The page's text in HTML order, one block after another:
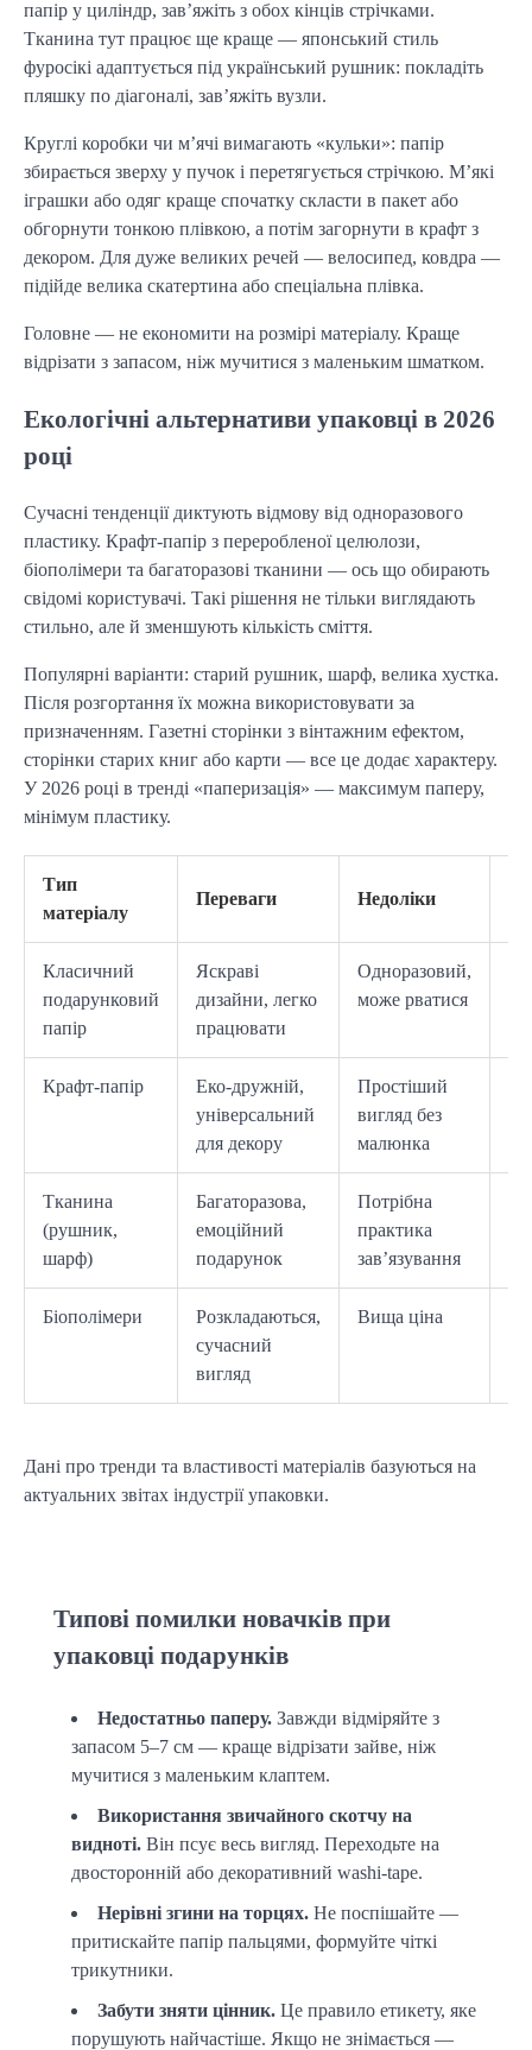
папір у циліндр, зав’яжіть з обох кінців стрічками.
Тканина тут працює ще краще — японський стиль
фуросікі адаптується під український рушник: покладіть
пляшку по діагоналі, зав’яжіть вузли.
Круглі коробки чи м’ячі вимагають «кульки»: папір
збирається зверху у пучок і перетягується стрічкою. М’які
іграшки або одяг краще спочатку скласти в пакет або
обгорнути тонкою плівкою, а потім загорнути в крафт з
декором. Для дуже великих речей — велосипед, ковдра —
підійде велика скатертина або спеціальна плівка.
Головне — не економити на розмірі матеріалу. Краще
відрізати з запасом, ніж мучитися з маленьким шматком.
Екологічні альтернативи упаковці в 2026
році
Сучасні тенденції диктують відмову від одноразового
пластику. Крафт-папір з переробленої целюлози,
біополімери та багаторазові тканини — ось що обирають
свідомі користувачі. Такі рішення не тільки виглядають
стильно, але й зменшують кількість сміття.
Популярні варіанти: старий рушник, шарф, велика хустка.
Після розгортання їх можна використовувати за
призначенням. Газетні сторінки з вінтажним ефектом,
сторінки старих книг або карти — все це додає характеру.
У 2026 році в тренді «паперизація» — максимум паперу,
мінімум пластику.
Тип
матеріалу
Переваги Недоліки
Класичний
подарунковий
папір
Яскраві
дизайни, легко
працювати
Одноразовий,
може рватися
Крафт-папір
Еко-дружній,
універсальний
для декору
Простіший
вигляд без
малюнка
Тканина
(рушник,
шарф)
Багаторазова,
емоційний
подарунок
Потрібна
практика
зав’язування
Біополімери
Розкладаються,
сучасний
вигляд
Вища ціна
Дані про тренди та властивості матеріалів базуються на
актуальних звітах індустрії упаковки.
Типові помилки новачків при
упаковці подарунків
Недостатньо паперу. Завжди відміряйте з
запасом 5–7 см — краще відрізати зайве, ніж
мучитися з маленьким клаптем.
Використання звичайного скотчу на
видноті. Він псує весь вигляд. Переходьте на
двосторонній або декоративний washi-tape.
Нерівні згини на торцях. Не поспішайте —
притискайте папір пальцями, формуйте чіткі
трикутники.
Забути зняти цінник. Це правило етикету, яке
порушують найчастіше. Якщо не знімається —